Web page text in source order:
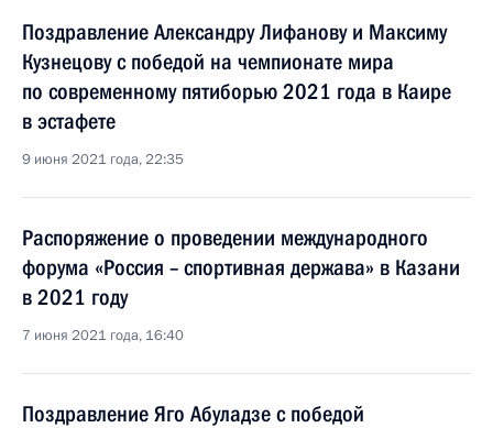
Поздравление Александру Лифанову и Максиму
Кузнецову с победой на чемпионате мира
по современному пятиборью 2021 года в Каире
в эстафете
9 июня 2021 года, 22:35
Распоряжение о проведении международного
форума «Россия – спортивная держава» в Казани
в 2021 году
7 июня 2021 года, 16:40
Поздравление Яго Абуладзе с победой